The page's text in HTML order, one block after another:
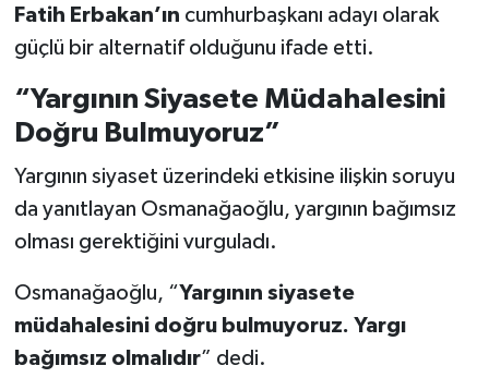
Fatih Erbakan’ın cumhurbaşkanı adayı olarak
güçlü bir alternatif olduğunu ifade etti.
“Yargının Siyasete Müdahalesini
Doğru Bulmuyoruz”
Yargının siyaset üzerindeki etkisine ilişkin soruyu
da yanıtlayan Osmanağaoğlu, yargının bağımsız
olması gerektiğini vurguladı.
Osmanağaoğlu, “Yargının siyasete
müdahalesini doğru bulmuyoruz. Yargı
bağımsız olmalıdır” dedi.